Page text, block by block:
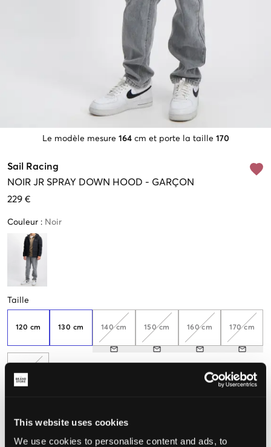
This website uses cookies
We use cookies to personalise content and ads, to
Le modèle mesure 164 cm et porte la taille 170
Sail Racing
NOIR JR SPRAY DOWN HOOD - GARÇON
229 €
Couleur : Noir
Taille
120 cm 130 cm 140 cm 150 cm 160 cm 170 cm
Taille perçue